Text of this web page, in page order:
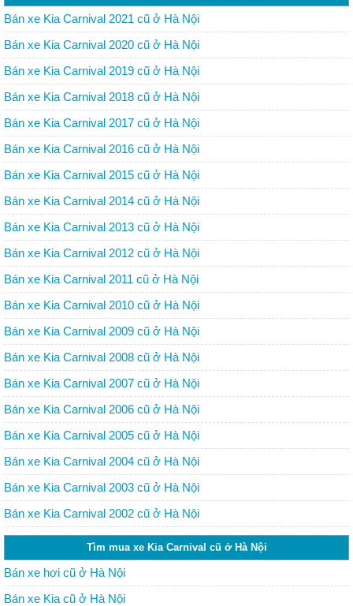
Bán xe Kia Carnival 2021 cũ ở Hà Nội
Bán xe Kia Carnival 2020 cũ ở Hà Nội
Bán xe Kia Carnival 2019 cũ ở Hà Nội
Bán xe Kia Carnival 2018 cũ ở Hà Nội
Bán xe Kia Carnival 2017 cũ ở Hà Nội
Bán xe Kia Carnival 2016 cũ ở Hà Nội
Bán xe Kia Carnival 2015 cũ ở Hà Nội
Bán xe Kia Carnival 2014 cũ ở Hà Nội
Bán xe Kia Carnival 2013 cũ ở Hà Nội
Bán xe Kia Carnival 2012 cũ ở Hà Nội
Bán xe Kia Carnival 2011 cũ ở Hà Nội
Bán xe Kia Carnival 2010 cũ ở Hà Nội
Bán xe Kia Carnival 2009 cũ ở Hà Nội
Bán xe Kia Carnival 2008 cũ ở Hà Nội
Bán xe Kia Carnival 2007 cũ ở Hà Nội
Bán xe Kia Carnival 2006 cũ ở Hà Nội
Bán xe Kia Carnival 2005 cũ ở Hà Nội
Bán xe Kia Carnival 2004 cũ ở Hà Nội
Bán xe Kia Carnival 2003 cũ ở Hà Nội
Bán xe Kia Carnival 2002 cũ ở Hà Nội
Tìm mua xe Kia Carnival cũ ở Hà Nội
Bán xe hơi cũ ở Hà Nội
Bán xe Kia cũ ở Hà Nội